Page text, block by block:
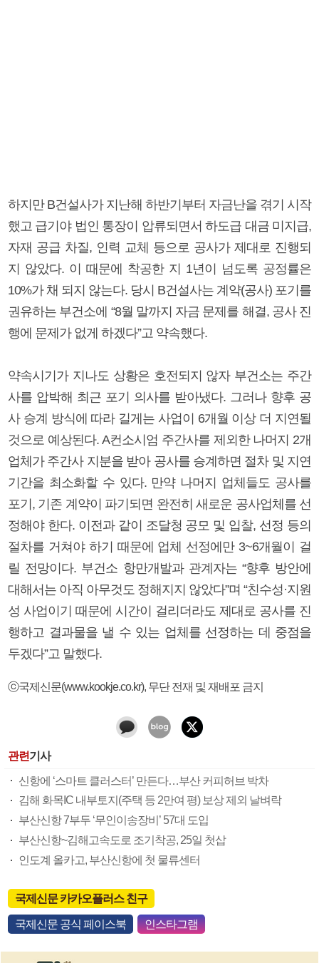
하지만 B건설사가 지난해 하반기부터 자금난을 겪기 시작
했고 급기야 법인 통장이 압류되면서 하도급 대금 미지급,
자재 공급 차질, 인력 교체 등으로 공사가 제대로 진행되
지 않았다. 이 때문에 착공한 지 1년이 넘도록 공정률은
10%가 채 되지 않는다. 당시 B건설사는 계약(공사) 포기를
권유하는 부건소에 “8월 말까지 자금 문제를 해결, 공사 진
행에 문제가 없게 하겠다”고 약속했다.
약속시기가 지나도 상황은 호전되지 않자 부건소는 주간
사를 압박해 최근 포기 의사를 받아냈다. 그러나 향후 공
사 승계 방식에 따라 길게는 사업이 6개월 이상 더 지연될
것으로 예상된다. A컨소시엄 주간사를 제외한 나머지 2개
업체가 주간사 지분을 받아 공사를 승계하면 절차 및 지연
기간을 최소화할 수 있다. 만약 나머지 업체들도 공사를
포기, 기존 계약이 파기되면 완전히 새로운 공사업체를 선
정해야 한다. 이전과 같이 조달청 공모 및 입찰, 선정 등의
절차를 거쳐야 하기 때문에 업체 선정에만 3~6개월이 걸
릴 전망이다. 부건소 항만개발과 관계자는 “향후 방안에
대해서는 아직 아무것도 정해지지 않았다”며 “친수성·지원
성 사업이기 때문에 시간이 걸리더라도 제대로 공사를 진
행하고 결과물을 낼 수 있는 업체를 선정하는 데 중점을
두겠다”고 말했다.
ⓒ국제신문(www.kookje.co.kr), 무단 전재 및 재배포 금지
관련기사
신항에 ‘스마트 클러스터’ 만든다…부산 커피허브 박차
김해 화목IC 내부토지(주택 등 2만여 평) 보상 제외 날벼락
부산신항 7부두 ‘무인이송장비’ 57대 도입
부산신항~김해고속도로 조기착공, 25일 첫삽
인도계 올카고, 부산신항에 첫 물류센터
국제신문 카카오플러스 친구
국제신문 공식 페이스북 인스타그램